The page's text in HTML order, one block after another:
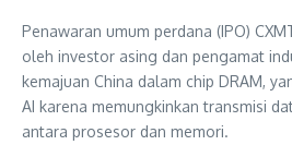
Penawaran umum perdana (IPO)
oleh investor asing dan pengamat
kemajuan China dalam chip DRAM,
AI karena memungkinkan transmisi
antara prosesor dan memori.